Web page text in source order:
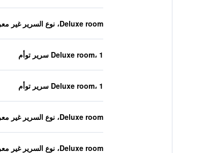
Deluxe room، نوع السرير غير معروف
Deluxe room، 1 سرير توأم
Deluxe room، 1 سرير توأم
Deluxe room، نوع السرير غير معروف
Deluxe room، نوع السرير غير معروف